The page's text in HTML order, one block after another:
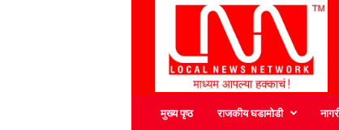
मुख्य पृष्ठ राजकीय घडामोडी